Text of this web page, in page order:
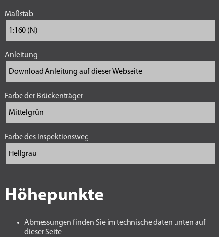
Maßstab
Anleitung
Farbe der Brückenträger
Farbe des Inspektionsweg
Höhepunkte
Abmessungen finden Sie im technische daten unten auf
dieser Seite